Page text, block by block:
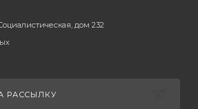
дом 232
РАССЫЛКУ